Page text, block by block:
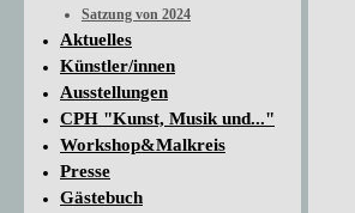
Satzung von 2024
Aktuelles
Künstler/innen
Ausstellungen
CPH "Kunst, Musik und..."
Workshop&Malkreis
Presse
Gästebuch